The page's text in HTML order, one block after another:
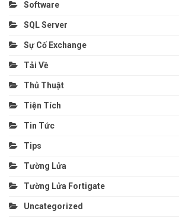
Software
SQL Server
Sự Cố Exchange
Tải Về
Thủ Thuật
Tiện Tích
Tin Tức
Tips
Tường Lửa
Tường Lửa Fortigate
Uncategorized